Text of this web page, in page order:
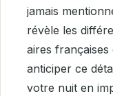
jamais
révèle les
aires françaises
anticiper ce
votre nuit en